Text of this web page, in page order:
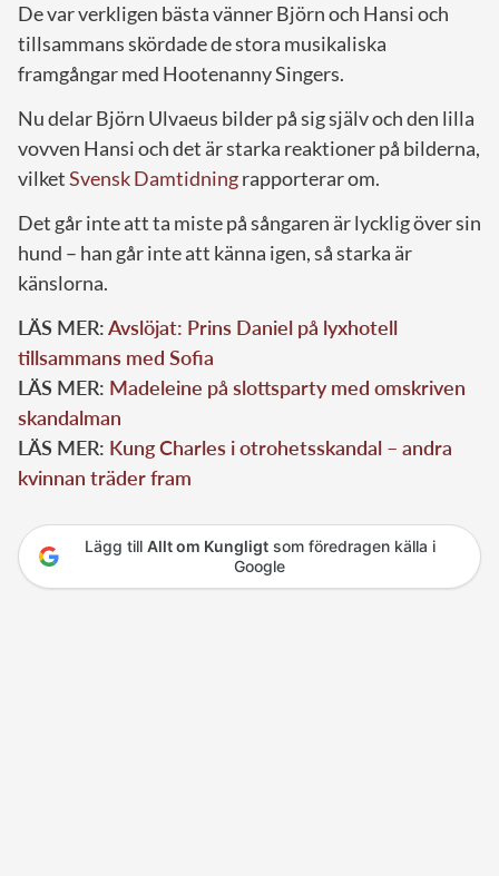
De var verkligen bästa vänner Björn och Hansi och
tillsammans skördade de stora musikaliska
framgångar med Hootenanny Singers.
Nu delar Björn Ulvaeus bilder på sig själv och den lilla
vovven Hansi och det är starka reaktioner på bilderna,
vilketSvensk Damtidningrapporterar om.
Det går inte att ta miste på sångaren är lycklig över sin
hund – han går inte att känna igen, så starka är
känslorna.
LÄS MER:Avslöjat: Prins Daniel på lyxhotell
tillsammans med Sofia
LÄS MER: Madeleine på slottsparty med omskriven
skandalman
LÄS MER: Kung Charles i otrohetsskandal – andra
kvinnan träder fram
Lägg till Allt om Kungligtsom föredragen källa i
Google